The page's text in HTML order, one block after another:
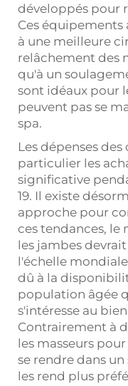
développés pour
Ces
à une meilleure
relâchement des
qu'à un
sont idéaux pour
peuvent pas se
spa.
Les dépenses
particulier les
significative
19. Il existe
approche pour
ces tendances, le
les jambes
l'échelle
dû à la
population âgée
s'intéresse au
Contrairement à
les masseurs
se rendre dans
les rend plus